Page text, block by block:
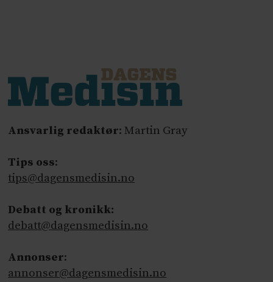
Ansvarlig redaktør: Martin Gray
Tips oss:
tips@dagensmedisin.no
Debatt og kronikk:
debatt@dagensmedisin.no
Annonser:
annonser@dagensmedisin.no